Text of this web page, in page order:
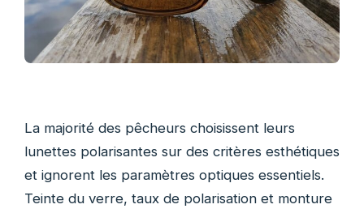
La majorité des pêcheurs choisissent leurs
lunettes polarisantes sur des critères esthétiques
et ignorent les paramètres optiques essentiels.
Teinte du verre, taux de polarisation et monture